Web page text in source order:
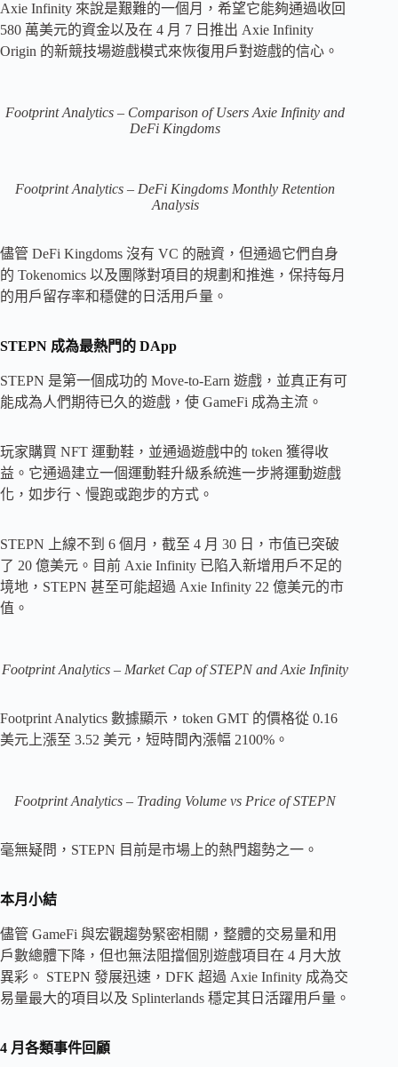
Axie Infinity 來說是艱難的一個月，希望它能夠通過收回
580 萬美元的資金以及在 4 月 7 日推出 Axie Infinity
Origin 的新競技場遊戲模式來恢復用戶對遊戲的信心。
Footprint Analytics – Comparison of Users Axie Infinity and
DeFi Kingdoms
Footprint Analytics – DeFi Kingdoms Monthly Retention
Analysis
儘管 DeFi Kingdoms 沒有 VC 的融資，但通過它們自身
的 Tokenomics 以及團隊對項目的規劃和推進，保持每月
的用戶留存率和穩健的日活用戶量。
STEPN 成為最熱門的 DApp
STEPN 是第一個成功的 Move-to-Earn 遊戲，並真正有可
能成為人們期待已久的遊戲，使 GameFi 成為主流。
玩家購買 NFT 運動鞋，並通過遊戲中的 token 獲得收
益。它通過建立一個運動鞋升級系統進一步將運動遊戲
化，如步行、慢跑或跑步的方式。
STEPN 上線不到 6 個月，截至 4 月 30 日，市值已突破
了 20 億美元。目前 Axie Infinity 已陷入新增用戶不足的
境地，STEPN 甚至可能超過 Axie Infinity 22 億美元的市
值。
Footprint Analytics – Market Cap of STEPN and Axie Infinity
Footprint Analytics 數據顯示，token GMT 的價格從 0.16
美元上漲至 3.52 美元，短時間內漲幅 2100%。
Footprint Analytics – Trading Volume vs Price of STEPN
毫無疑問，STEPN 目前是市場上的熱門趨勢之一。
本月小結
儘管 GameFi 與宏觀趨勢緊密相關，整體的交易量和用
戶數總體下降，但也無法阻擋個別遊戲項目在 4 月大放
異彩。 STEPN 發展迅速，DFK 超過 Axie Infinity 成為交
易量最大的項目以及 Splinterlands 穩定其日活躍用戶量。
4 月各類事件回顧